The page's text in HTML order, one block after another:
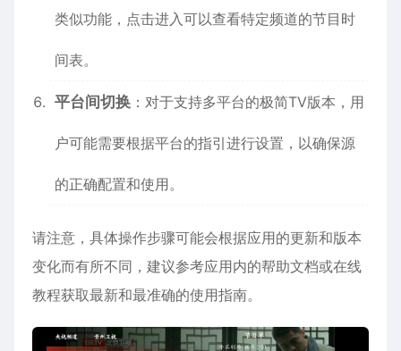
类似功能，点击进入可以查看特定频道的节目时
间表。
平台间切换 ：对于支持多平台的极简TV版本，用
户可能需要根据平台的指引进行设置，以确保源
的正确配置和使用。
请注意，具体操作步骤可能会根据应用的更新和版本
变化而有所不同，建议参考应用内的帮助文档或在线
教程获取最新和最准确的使用指南。